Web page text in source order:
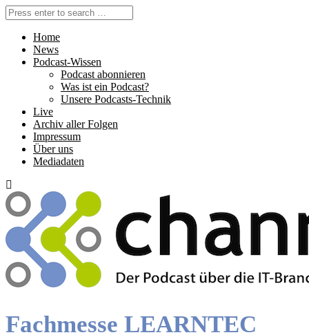
Home
News
Podcast-Wissen
Podcast abonnieren
Was ist ein Podcast?
Unsere Podcasts-Technik
Live
Archiv aller Folgen
Impressum
Über uns
Mediadaten
Fachmesse LEARNTEC